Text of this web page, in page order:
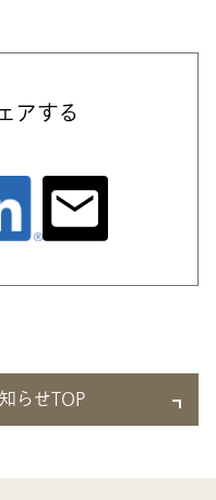
アする
らせTOP